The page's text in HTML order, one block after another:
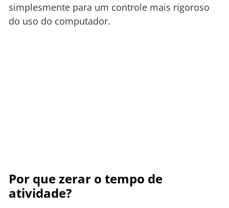
simplesmente para um controle mais rigoroso
do uso do computador.
Por que zerar o tempo de
atividade?